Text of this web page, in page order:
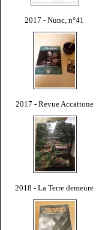
2017 - Nunc, n°41
2017 - Revue Accattone
2018 - La Terre demeure